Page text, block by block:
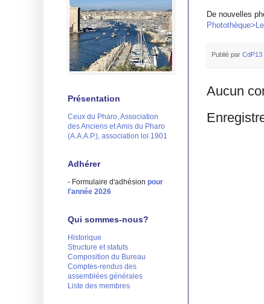
De nouvelles
Publié par CdP13
Aucun
Présentation
Ceux du Pharo, Association
des Anciens et Amis du Pharo
(A.A.A.P.), association loi 1901
Adhérer
- Formulaire d'adhésion pour
l'année 2026
Qui sommes-nous?
Historique
Structure et statuts
Composition du Bureau
Comptes-rendus des
assemblées générales
Liste des membres